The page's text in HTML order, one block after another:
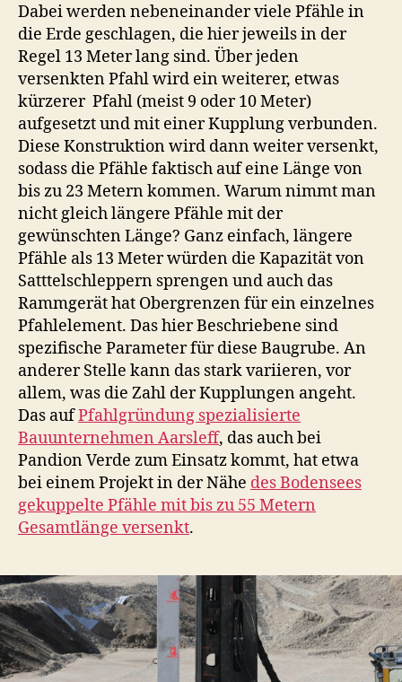
Dabei werden nebeneinander viele Pfähle in
die Erde geschlagen, die hier jeweils in der
Regel 13 Meter lang sind. Über jeden
versenkten Pfahl wird ein weiterer, etwas
kürzerer Pfahl (meist 9 oder 10 Meter)
aufgesetzt und mit einer Kupplung verbunden.
Diese Konstruktion wird dann weiter versenkt,
sodass die Pfähle faktisch auf eine Länge von
bis zu 23 Metern kommen. Warum nimmt man
nicht gleich längere Pfähle mit der
gewünschten Länge? Ganz einfach, längere
Pfähle als 13 Meter würden die Kapazität von
Satttelschleppern sprengen und auch das
Rammgerät hat Obergrenzen für ein einzelnes
Pfahlelement. Das hier Beschriebene sind
spezifische Parameter für diese Baugrube. An
anderer Stelle kann das stark variieren, vor
allem, was die Zahl der Kupplungen angeht.
Das aufPfahlgründung spezialisierte
Bauunternehmen Aarsleff, das auch bei
Pandion Verde zum Einsatz kommt, hat etwa
bei einem Projekt in der Nähe des Bodensees
gekuppelte Pfähle mit bis zu 55 Metern
Gesamtlänge versenkt.